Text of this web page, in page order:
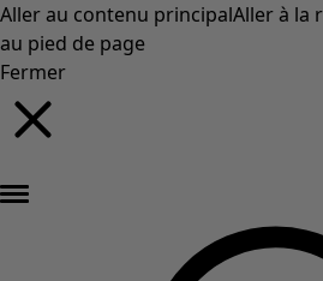
Aller au contenu principalAller à la
au pied de page
Fermer